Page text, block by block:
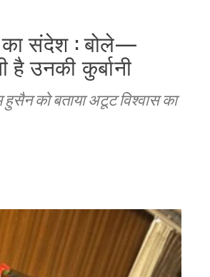
का संदेश : बोले—
उनकी कुर्बानी
को बताया अटूट विश्वास का